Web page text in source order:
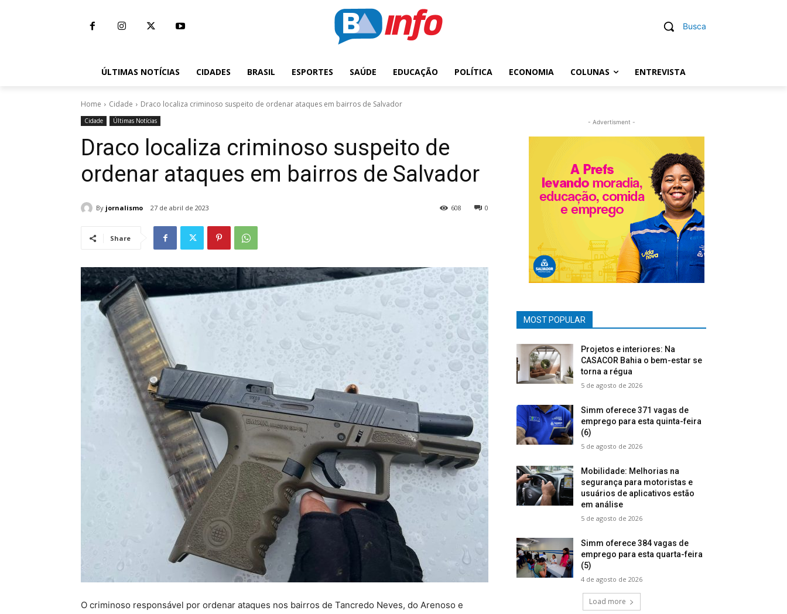
Busca
ÚLTIMAS NOTÍCIAS CIDADES BRASIL ESPORTES SAÚDE EDUCAÇÃO POLÍTICA ECONOMIA COLUNAS ENTREVISTA
Home Cidade Draco localiza criminoso suspeito de ordenar ataques em bairros de Salvador
Cidade Últimas Notícias
Draco localiza criminoso suspeito de
ordenar ataques em bairros de Salvador
By jornalismo 27 de abril de 2023 0
608
Share
O criminoso responsável por ordenar ataques nos bairros de Tancredo Neves, do Arenoso e
- Advertisment -
MOST POPULAR
Projetos e interiores: Na
CASACOR Bahia o bem-estar se
torna a régua
5 de agosto de 2026
Simm oferece 371 vagas de
emprego para esta quinta-feira
(6)
5 de agosto de 2026
Mobilidade: Melhorias na
segurança para motoristas e
usuários de aplicativos estão
em análise
5 de agosto de 2026
Simm oferece 384 vagas de
emprego para esta quarta-feira
(5)
4 de agosto de 2026
Load more